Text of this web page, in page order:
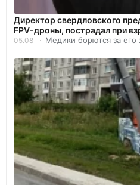
Директор свердловского
FPV-дроны, пострадал при
05.08 Медики борются за его